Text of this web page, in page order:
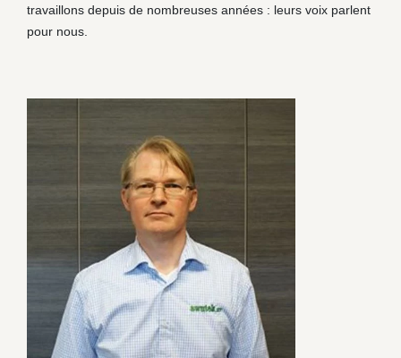
travaillons depuis de nombreuses années : leurs voix parlent
pour nous.